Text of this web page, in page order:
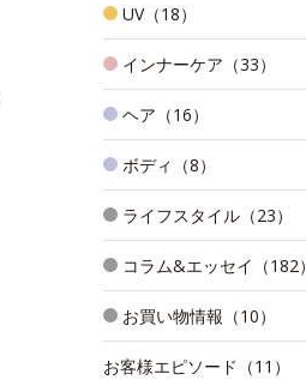
UV（18）
インナーケア（33）
ヘア（16）
ボディ（8）
ライフスタイル（23）
コラム&エッセイ（182）
お買い物情報（10）
お客様エピソード（11）